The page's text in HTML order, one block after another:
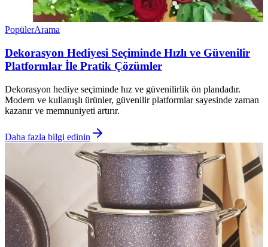
PopülerArama
Dekorasyon Hediyesi Seçiminde Hızlı ve Güvenilir
Platformlar İle Pratik Çözümler
Dekorasyon hediye seçiminde hız ve güvenilirlik ön plandadır.
Modern ve kullanışlı ürünler, güvenilir platformlar sayesinde zaman
kazanır ve memnuniyeti artırır.
Daha fazla bilgi edinin